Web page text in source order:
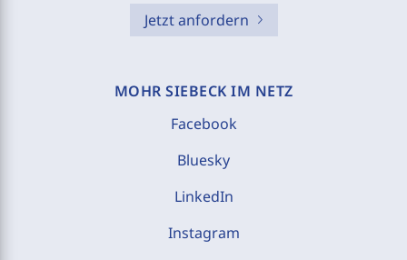
Jetzt anfordern
MOHR SIEBECK IM NETZ
Facebook
Bluesky
LinkedIn
Instagram